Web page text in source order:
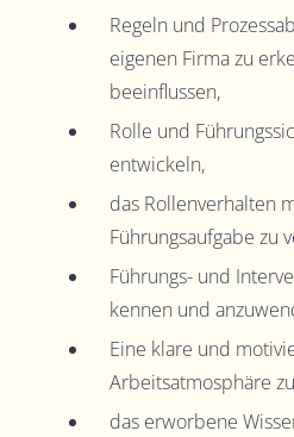
Regeln und
eigenen Firma zu
beeinflussen,
Rolle und
entwickeln,
das Rollenverhalten
Führungsaufgabe zu
Führungs- und
kennen und
Eine klare und
Arbeitsatmosphäre
das erworbene